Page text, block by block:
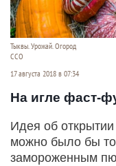
Тыквы. Урожай. Огород
ССО
17 августа 2018 в 07:34
На игле фаст-
Идея об открытии
можно было бы
замороженным